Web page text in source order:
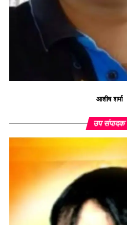
आशीष शर्मा
उप संपादक